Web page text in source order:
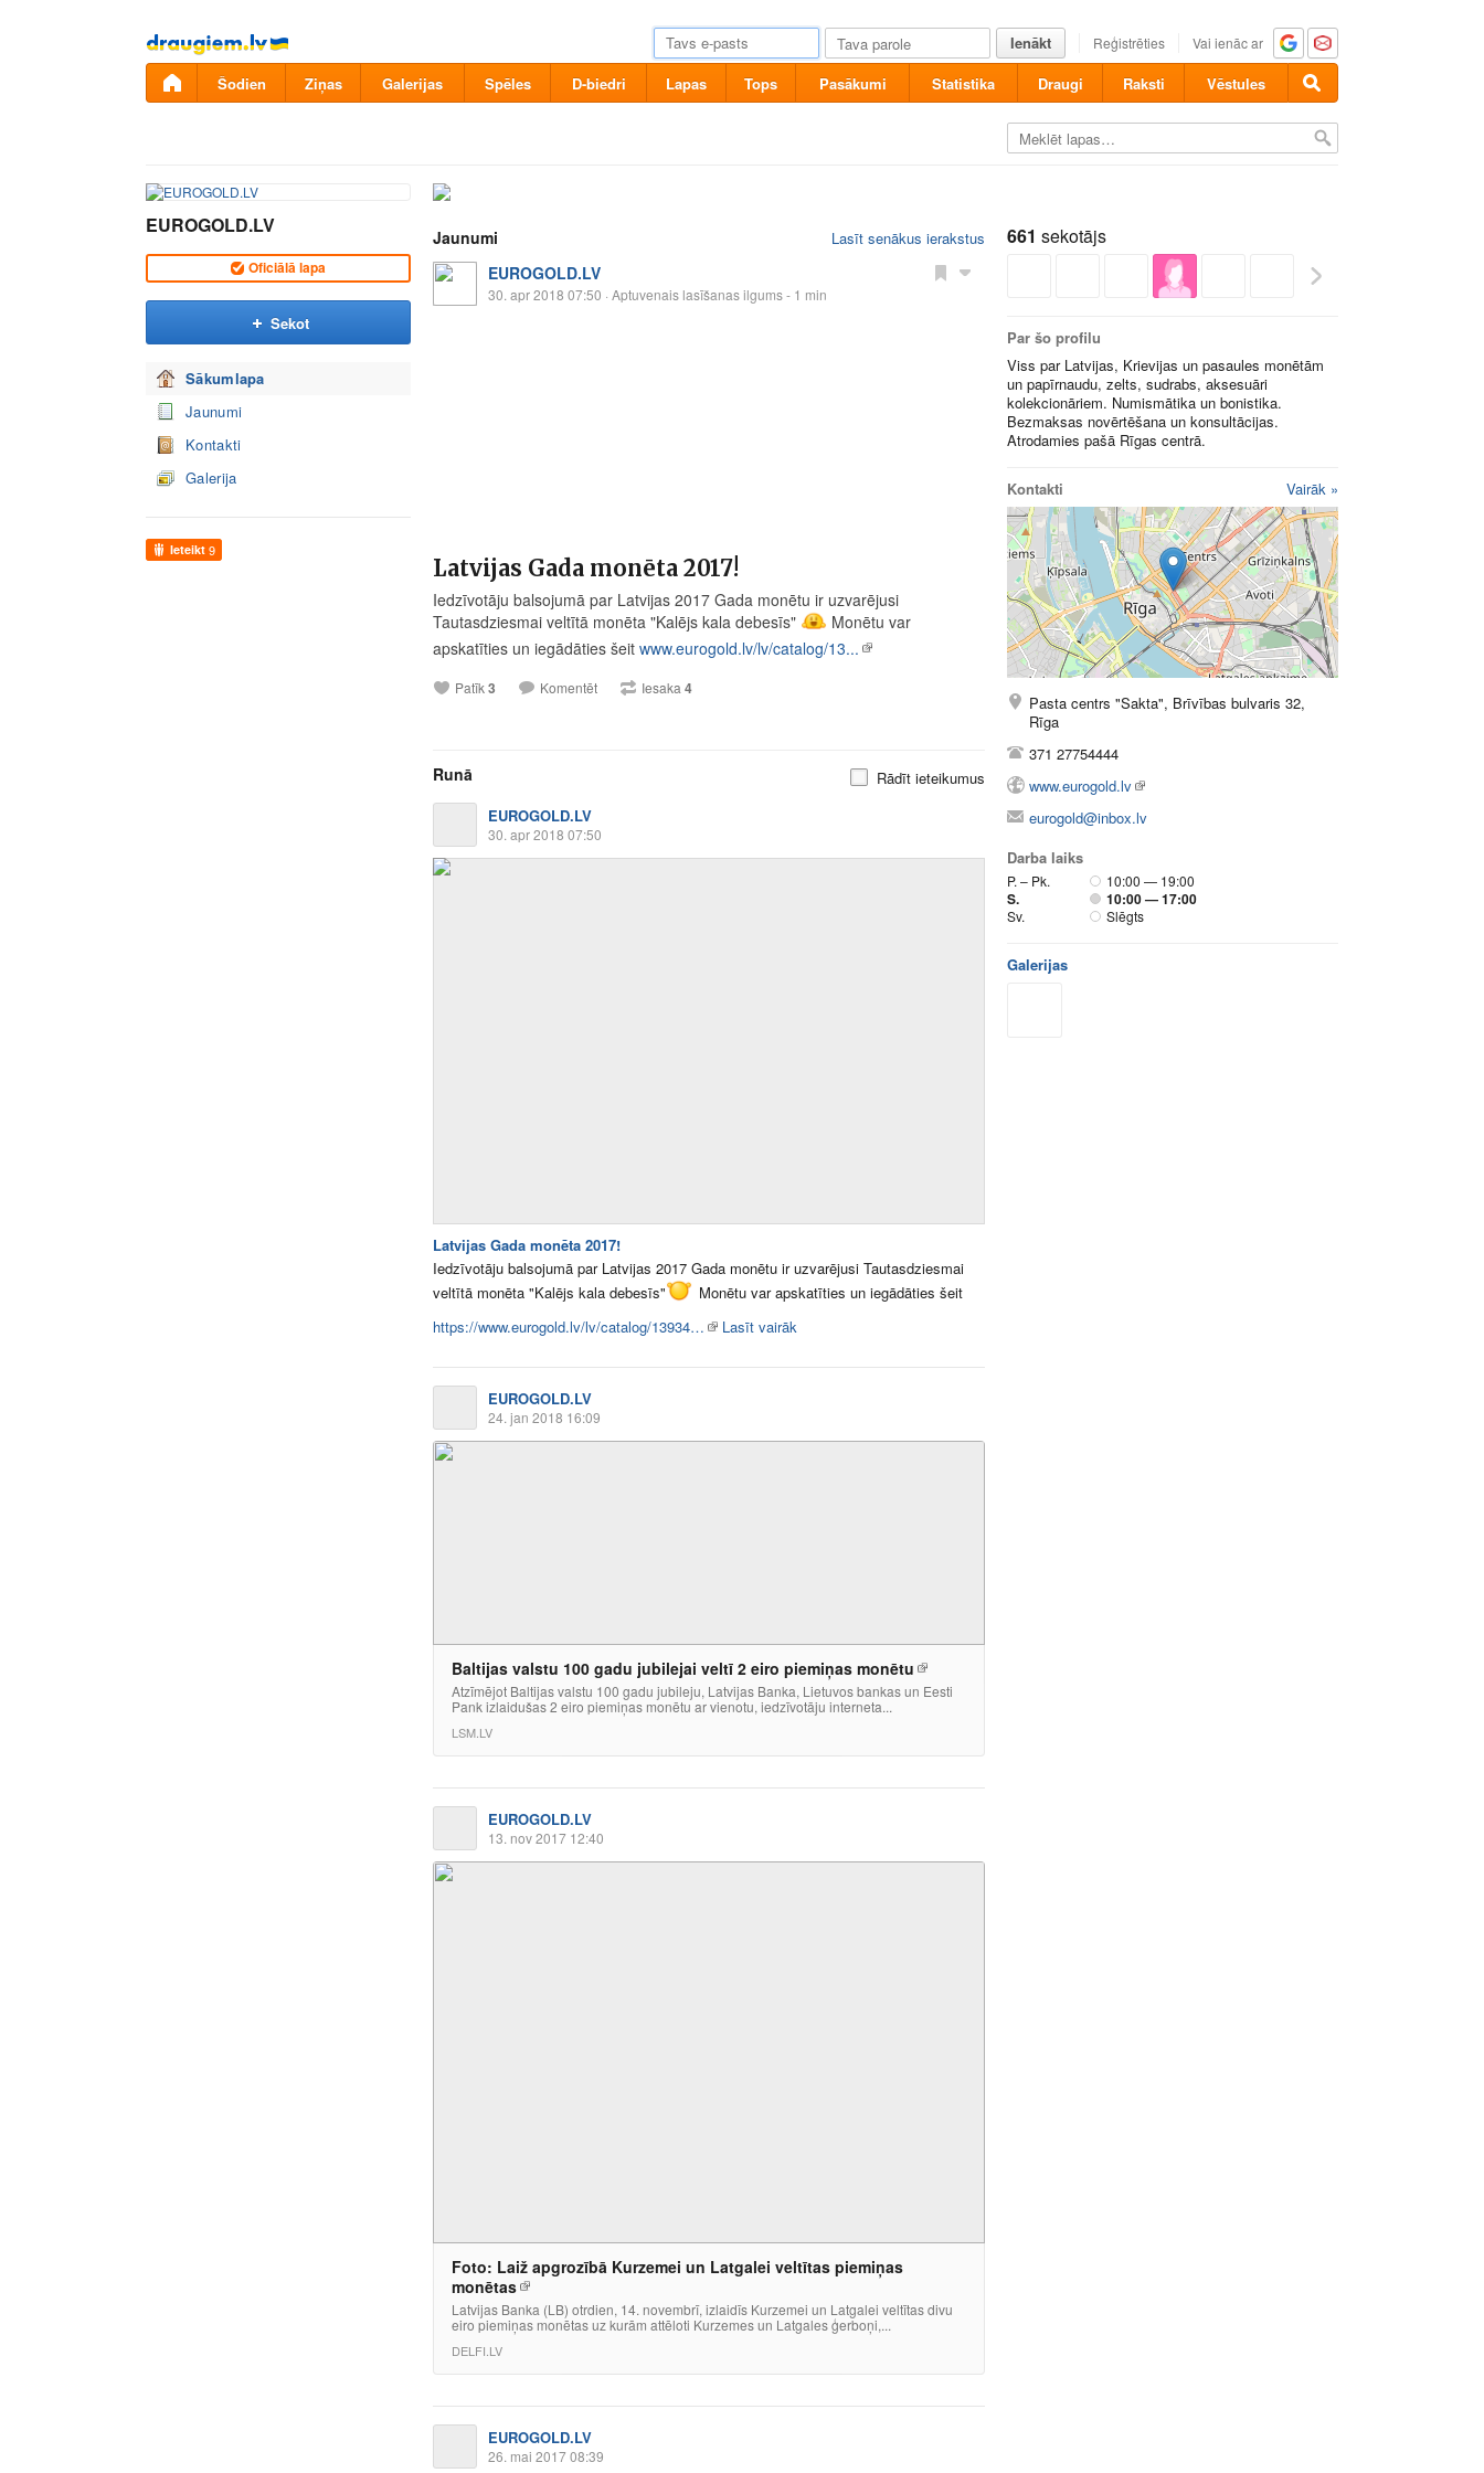
Pāriet
uz
saturu
Ienākt Reģistrēties Vai ienāc ar
Šodien Ziņas Galerijas Spēles D-biedri Lapas Tops Pasākumi Statistika Draugi Raksti Vēstules
EUROGOLD.LV
Oficiālā lapa
Sekot
Sākumlapa
Jaunumi
Kontakti
Galerija
Ieteikt 9
Jaunumi Lasīt senākus ierakstus
EUROGOLD.LV
30. apr 2018 07:50 · Aptuvenais lasīšanas ilgums - 1 min
Latvijas Gada monēta 2017!
Iedzīvotāju balsojumā par Latvijas 2017 Gada monētu ir uzvarējusi
Tautasdziesmai veltītā monēta "Kalējs kala debesīs"
Monētu var
apskatīties un iegādāties šeit www.eurogold.lv/lv/catalog/13...
Patīk3 Komentēt Iesaka 4
Runā
Rādīt ieteikumus
EUROGOLD.LV
30. apr 2018 07:50
Latvijas Gada monēta 2017!
Iedzīvotāju balsojumā par Latvijas 2017 Gada monētu ir uzvarējusi Tautasdziesmai
veltītā monēta "Kalējs kala debesīs"
Monētu var apskatīties un iegādāties šeit
https://www.eurogold.lv/lv/catalog/13934…
Lasīt vairāk
EUROGOLD.LV
24. jan 2018 16:09
Baltijas valstu 100 gadu jubilejai veltī 2 eiro piemiņas monētu
Atzīmējot Baltijas valstu 100 gadu jubileju, Latvijas Banka, Lietuvos bankas un Eesti
Pank izlaidušas 2 eiro piemiņas monētu ar vienotu, iedzīvotāju interneta...
LSM.LV
EUROGOLD.LV
13. nov 2017 12:40
Foto: Laiž apgrozībā Kurzemei un Latgalei veltītas piemiņas
monētas
Latvijas Banka (LB) otrdien, 14. novembrī, izlaidīs Kurzemei un Latgalei veltītas divu
eiro piemiņas monētas uz kurām attēloti Kurzemes un Latgales ģerboņi,...
DELFI.LV
EUROGOLD.LV
26. mai 2017 08:39
661 sekotājs
Par šo profilu
Viss par Latvijas, Krievijas un pasaules monētām
un papīrnaudu, zelts, sudrabs, aksesuāri
kolekcionāriem. Numismātika un bonistika.
Bezmaksas novērtēšana un konsultācijas.
Atrodamies pašā Rīgas centrā.
Kontakti Vairāk »
Pasta centrs "Sakta", Brīvības bulvaris 32,
Rīga
371 27754444
www.eurogold.lv
eurogold@inbox.lv
Darba laiks
P. – Pk. 10:00 — 19:00
S. 10:00 — 17:00
Sv. Slēgts
Galerijas